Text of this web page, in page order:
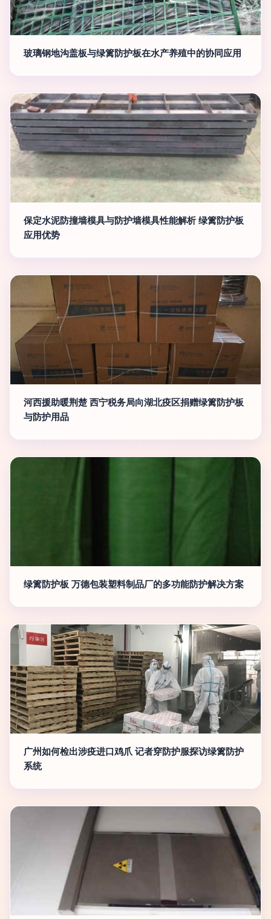
玻璃钢地沟盖板与绿篱防护板在水产养殖中的协同应用
保定水泥防撞墙模具与防护墙模具性能解析 绿篱防护板
应用优势
河西援助暖荆楚 西宁税务局向湖北疫区捐赠绿篱防护板
与防护用品
绿篱防护板 万德包装塑料制品厂的多功能防护解决方案
广州如何检出涉疫进口鸡爪 记者穿防护服探访绿篱防护
系统